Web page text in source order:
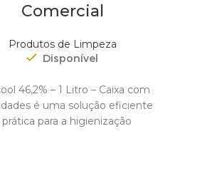
Comercial
Produtos de Limpeza
Disponível
46,2% – 1 Litro – Caixa com
é uma solução eficiente
prática para a higienização